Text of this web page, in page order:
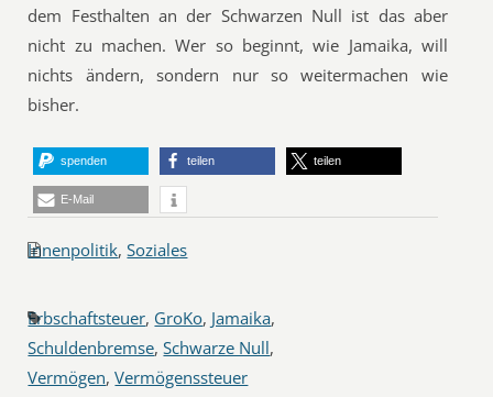
dem Festhalten an der Schwarzen Null ist das aber
nicht zu machen. Wer so beginnt, wie Jamaika, will
nichts ändern, sondern nur so weitermachen wie
bisher.
spenden teilen teilen
E-Mail
Innenpolitik,Soziales
Erbschaftsteuer, GroKo, Jamaika,
Schuldenbremse,Schwarze Null,
Vermögen,Vermögenssteuer